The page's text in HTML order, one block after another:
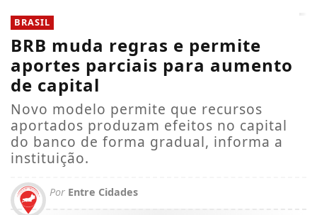
BRASIL
BRB muda regras e permite
aportes parciais para aumento
de capital
Novo modelo permite que recursos
aportados produzam efeitos no capital
do banco de forma gradual, informa a
instituição.
Por Entre Cidades